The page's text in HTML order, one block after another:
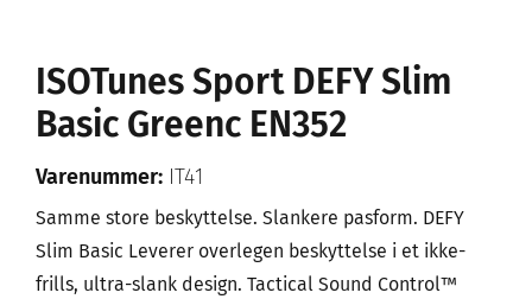
ISOTunes Sport DEFY Slim
Basic Greenc EN352
Varenummer: IT41
Samme store beskyttelse. Slankere pasform. DEFY
Slim Basic Leverer overlegen beskyttelse i et ikke-
frills, ultra-slank design. Tactical Sound Control™